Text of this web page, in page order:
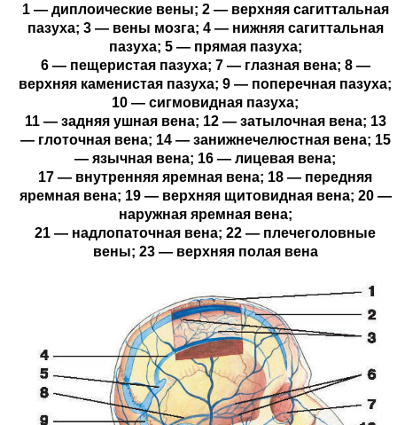
1 — диплоические вены; 2 — верхняя сагиттальная
пазуха; 3 — вены мозга; 4 — нижняя сагиттальная
пазуха; 5 — прямая пазуха;
6 — пещеристая пазуха; 7 — глазная вена; 8 —
верхняя каменистая пазуха; 9 — поперечная пазуха;
10 — сигмовидная пазуха;
11 — задняя ушная вена; 12 — затылочная вена; 13
— глоточная вена; 14 — занижнечелюстная вена; 15
— язычная вена; 16 — лицевая вена;
17 — внутренняя яремная вена; 18 — передняя
яремная вена; 19 — верхняя щитовидная вена; 20 —
наружная яремная вена;
21 — надлопаточная вена; 22 — плечеголовные
вены; 23 — верхняя полая вена